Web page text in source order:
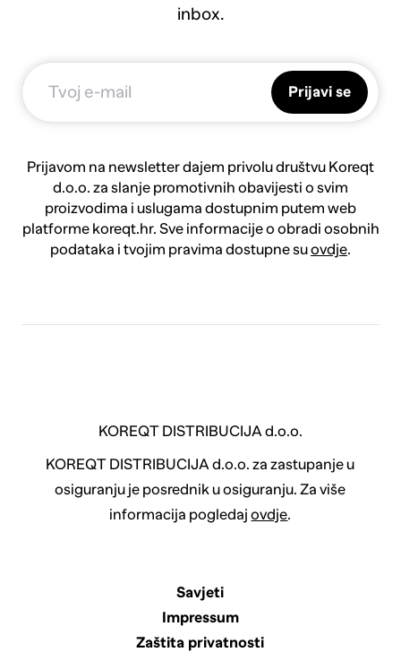
inbox.
Prijavi se
Prijavom na newsletter dajem privolu društvu Koreqt
d.o.o. za slanje promotivnih obavijesti o svim
proizvodima i uslugama dostupnim putem web
platforme koreqt.hr. Sve informacije o obradi osobnih
podataka i tvojim pravima dostupne suovdje.
KOREQT DISTRIBUCIJA d.o.o.
KOREQT DISTRIBUCIJA d.o.o. za zastupanje u
osiguranju je posrednik u osiguranju. Za više
informacija pogledajovdje.
Savjeti
Impressum
Zaštita privatnosti